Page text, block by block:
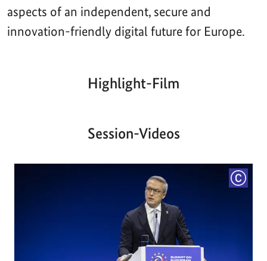
aspects of an independent, secure and
innovation-friendly digital future for Europe.
Highlight-Film
Aktueller
00:00| 00:00
Session-Videos